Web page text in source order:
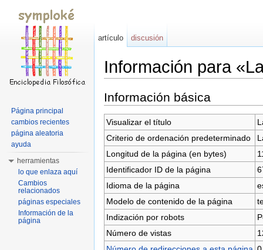
Información para
Información básica
Visualizar el título
Criterio de ordenación predeterminado
Longitud de la página (en bytes)
Identificador ID de la página
Idioma de la página
Modelo de contenido de la página
Indización por robots
Número de vistas
artículo discusión
Página principal
cambios recientes
página aleatoria
ayuda
herramientas
lo que enlaza aquí
Cambios
relacionados
páginas especiales
Información de la
página